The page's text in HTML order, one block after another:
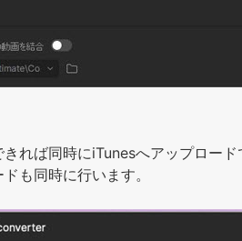
れば同時にiTunesへアップロー
も同時に行います。